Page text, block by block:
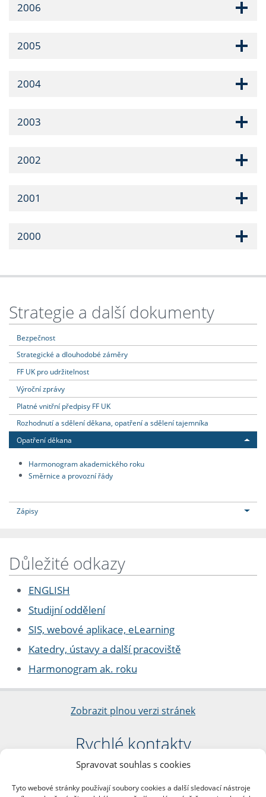
Spravovat souhlas s cookies
Tyto webové stránky používají soubory cookies a další sledovací nástroje
2006
2005
2004
2003
2002
2001
2000
Strategie a další dokumenty
Bezpečnost
Strategické a dlouhodobé záměry
FF UK pro udržitelnost
Výroční zprávy
Platné vnitřní předpisy FF UK
Rozhodnutí a sdělení děkana, opatření a sdělení tajemníka
Opatření děkana
Harmonogram akademického roku
Směrnice a provozní řády
Zápisy
Důležité odkazy
ENGLISH
Studijní oddělení
SIS, webové aplikace, eLearning
Katedry, ústavy a další pracoviště
Harmonogram ak. roku
Zobrazit plnou verzi stránek
Rychlé kontakty
Filozofická fakulta
nám. Jana Palacha 1/2